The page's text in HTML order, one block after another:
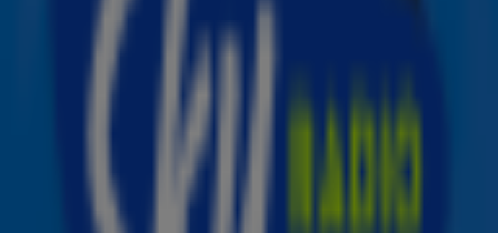
Kelsey koos de afbeelding met de winnende code en
bemachtigde daarmee de felbegeerde hoofdprijs: een
jaar gratis leven. Dankzij
hypotheek, boodschappen, benzine én een vakantie.
Kelsey Hendriks:
“Het is geweldig, net of ik droom. Ik heb
vorig jaar het roer omgegooid en ben van